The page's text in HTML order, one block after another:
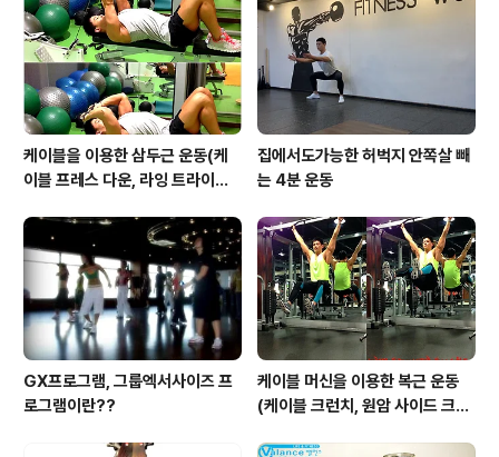
케이블을 이용한 삼두근 운동(케
이블 프레스 다운, 라잉 트라이셉
텐션)
집에서도가능한 허벅지 안쪽살 빼
는 4분 운동
GX프로그램, 그룹엑서사이즈 프
로그램이란??
케이블 머신을 이용한 복근 운동
(케이블 크런치, 원암 사이드 크런